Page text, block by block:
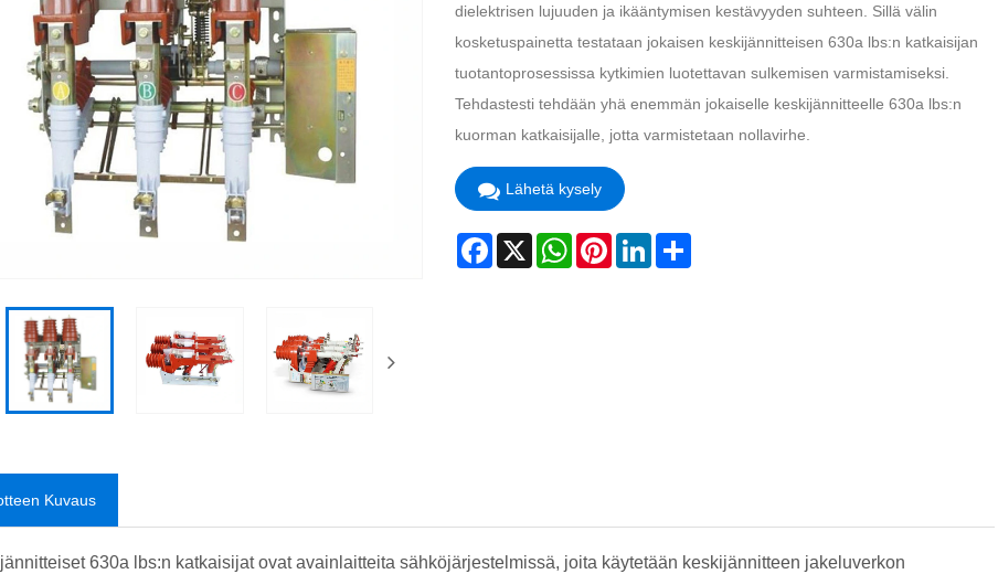
dielektrisen lujuuden ja ikääntymisen kestävyyden suhteen. Sillä välin
kosketuspainetta testataan jokaisen keskijännitteisen 630a lbs:n katkaisijan
tuotantoprosessissa kytkimien luotettavan sulkemisen varmistamiseksi.
Tehdastesti tehdään yhä enemmän jokaiselle keskijännitteelle 630a lbs:n
kuorman katkaisijalle, jotta varmistetaan nollavirhe.
Lähetä kysely
Facebook
X WhatsAppPinterestLinkedInShare
Kuvaus
630a lbs:n katkaisijat ovat avainlaitteita sähköjärjestelmissä, joita käytetään keskijännitteen jakeluverkon